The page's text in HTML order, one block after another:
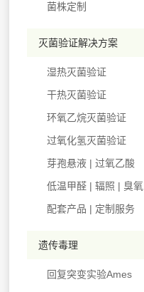
菌株定制
灭菌验证解决方案
湿热灭菌验证
干热灭菌验证
环氧乙烷灭菌验证
过氧化氢灭菌验证
芽孢悬液 | 过氧乙酸
低温甲醛 | 辐照 | 臭氧
配套产品 | 定制服务
遗传毒理
回复突变实验Ames